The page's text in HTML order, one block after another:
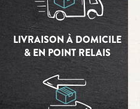
LIVRAISON À DOMICILE
& EN POINT RELAIS